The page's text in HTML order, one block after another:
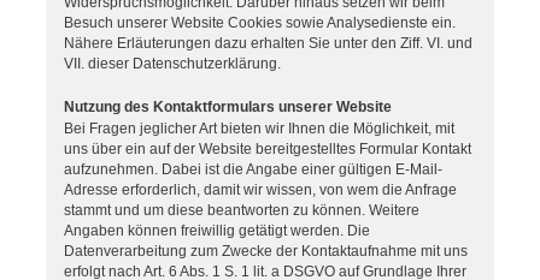
Besuch unserer Website Cookies sowie Analysedienste ein.
Nähere Erläuterungen dazu erhalten Sie unter den Ziff. VI. und
VII. dieser Datenschutzerklärung.
Nutzung des Kontaktformulars unserer Website
Bei Fragen jeglicher Art bieten wir Ihnen die Möglichkeit, mit
uns über ein auf der Website bereitgestelltes Formular Kontakt
aufzunehmen. Dabei ist die Angabe einer gültigen E-Mail-
Adresse erforderlich, damit wir wissen, von wem die Anfrage
stammt und um diese beantworten zu können. Weitere
Angaben können freiwillig getätigt werden. Die
Datenverarbeitung zum Zwecke der Kontaktaufnahme mit uns
erfolgt nach Art. 6 Abs. 1 S. 1 lit. a DSGVO auf Grundlage Ihrer